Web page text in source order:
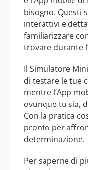
bisogno. Questi
interattivi e
familiarizzare
trovare durante
Il Simulatore
di testare le tue
mentre l’App
ovunque tu sia,
Con la pratica
pronto per
determinazione.
Per saperne di